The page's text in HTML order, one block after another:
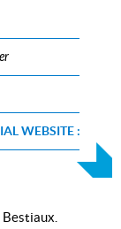
WEBSITE :